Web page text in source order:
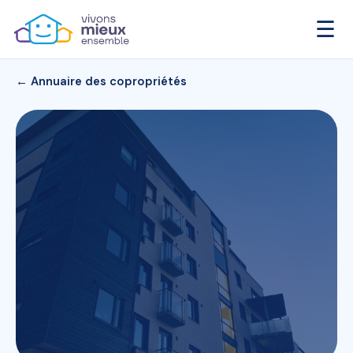
☰
← Annuaire des copropriétés